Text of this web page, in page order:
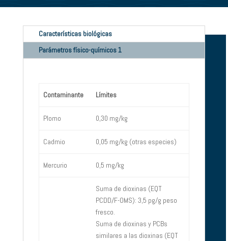
Características biológicas
Parámetros físico-químicos 1
Contaminante Límites
Plomo 0,30 mg/kg
Cadmio 0,05 mg/kg (otras especies)
Mercurio 0,5 mg/kg
Suma de dioxinas (EQT
PCDD/F-OMS): 3,5 pg/g peso
fresco.
Suma de dioxinas y PCBs
similares a las dioxinas (EQT